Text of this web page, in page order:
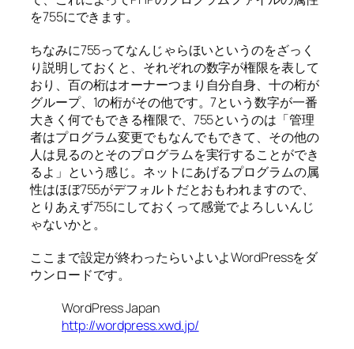
を755にできます。
ちなみに755ってなんじゃらほいというのをざっく
り説明しておくと、それぞれの数字が権限を表して
おり、百の桁はオーナーつまり自分自身、十の桁が
グループ、1の桁がその他です。7という数字が一番
大きく何でもできる権限で、755というのは「管理
者はプログラム変更でもなんでもできて、その他の
人は見るのとそのプログラムを実行することができ
るよ」という感じ。ネットにあげるプログラムの属
性はほぼ755がデフォルトだとおもわれますので、
とりあえず755にしておくって感覚でよろしいんじ
ゃないかと。
ここまで設定が終わったらいよいよWordPressをダ
ウンロードです。
WordPress Japan
http://wordpress.xwd.jp/